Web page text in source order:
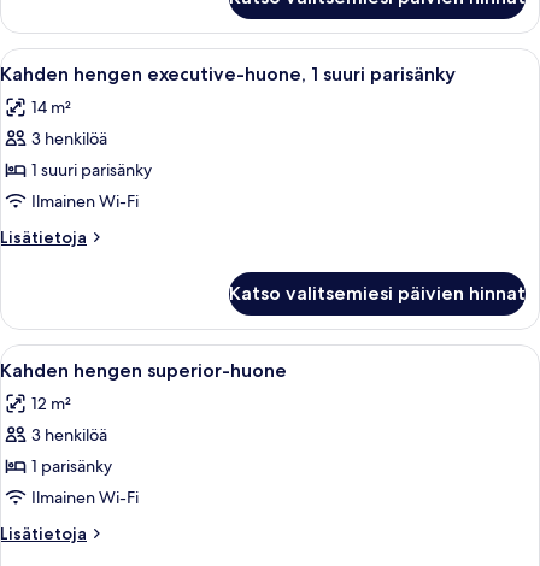
Room
Avaa
kaikki
huonetyypin
Kahden
hengen
executive-
huone,
1
parisänky
kuvat
Hotellihuone, jossa on suuri sänky,
6
Kahden hengen executive-huone, 1 suuri parisänky
14 m²
3 henkilöä
1 suuri parisänky
Ilmainen Wi-Fi
Lisätietoja
Lisätietoja
executive-
huone,
1
parisänky
Katso valitsemiesi päivien hinnat
Avaa
kaikki
huonetyypin
Kahden
hengen
superior-
huone
kuvat
Hotellihuone, jossa on suuri sänky,
5
Kahden hengen superior-huone
12 m²
3 henkilöä
1 parisänky
Ilmainen Wi-Fi
Lisätietoja
Lisätietoja